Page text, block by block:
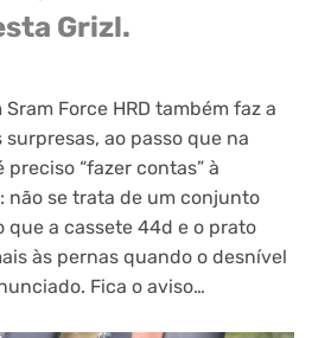
Grizl.
Force HRD também faz a
ao passo que na
“fazer contas” à
não se trata de um conjunto
que a cassete 44d e o prato
às pernas quando o desnível
Fica o aviso…